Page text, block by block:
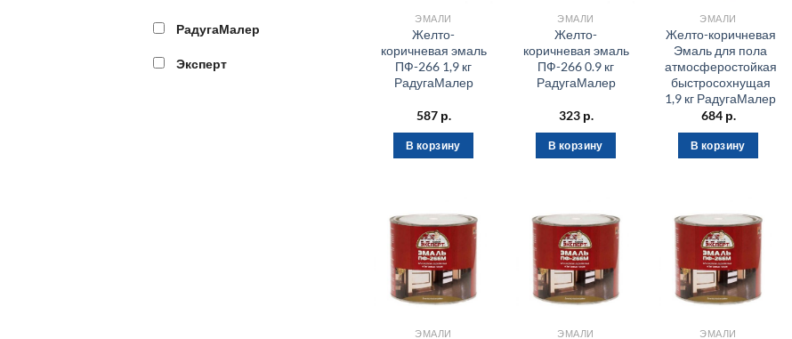
РадугаМалер
Эксперт
ЭМАЛИ
Желто-
коричневая эмаль
ПФ-266 1,9 кг
РадугаМалер
587 р.
В корзину
ЭМАЛИ
Желто-
коричневая эмаль
ПФ-266 0.9 кг
РадугаМалер
323 р.
В корзину
ЭМАЛИ
Желто-коричневая
Эмаль для пола
атмосферостойкая
быстросохнущая
1,9 кг РадугаМалер
684 р.
В корзину
ЭМАЛИ ЭМАЛИ ЭМАЛИ